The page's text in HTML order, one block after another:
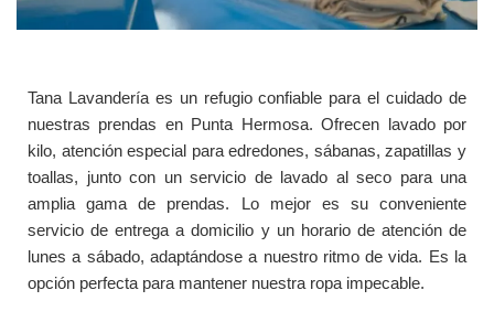
Tana Lavandería es un refugio confiable para el cuidado de
nuestras prendas en Punta Hermosa. Ofrecen lavado por
kilo, atención especial para edredones, sábanas, zapatillas y
toallas, junto con un servicio de lavado al seco para una
amplia gama de prendas. Lo mejor es su conveniente
servicio de entrega a domicilio y un horario de atención de
lunes a sábado, adaptándose a nuestro ritmo de vida. Es la
opción perfecta para mantener nuestra ropa impecable.